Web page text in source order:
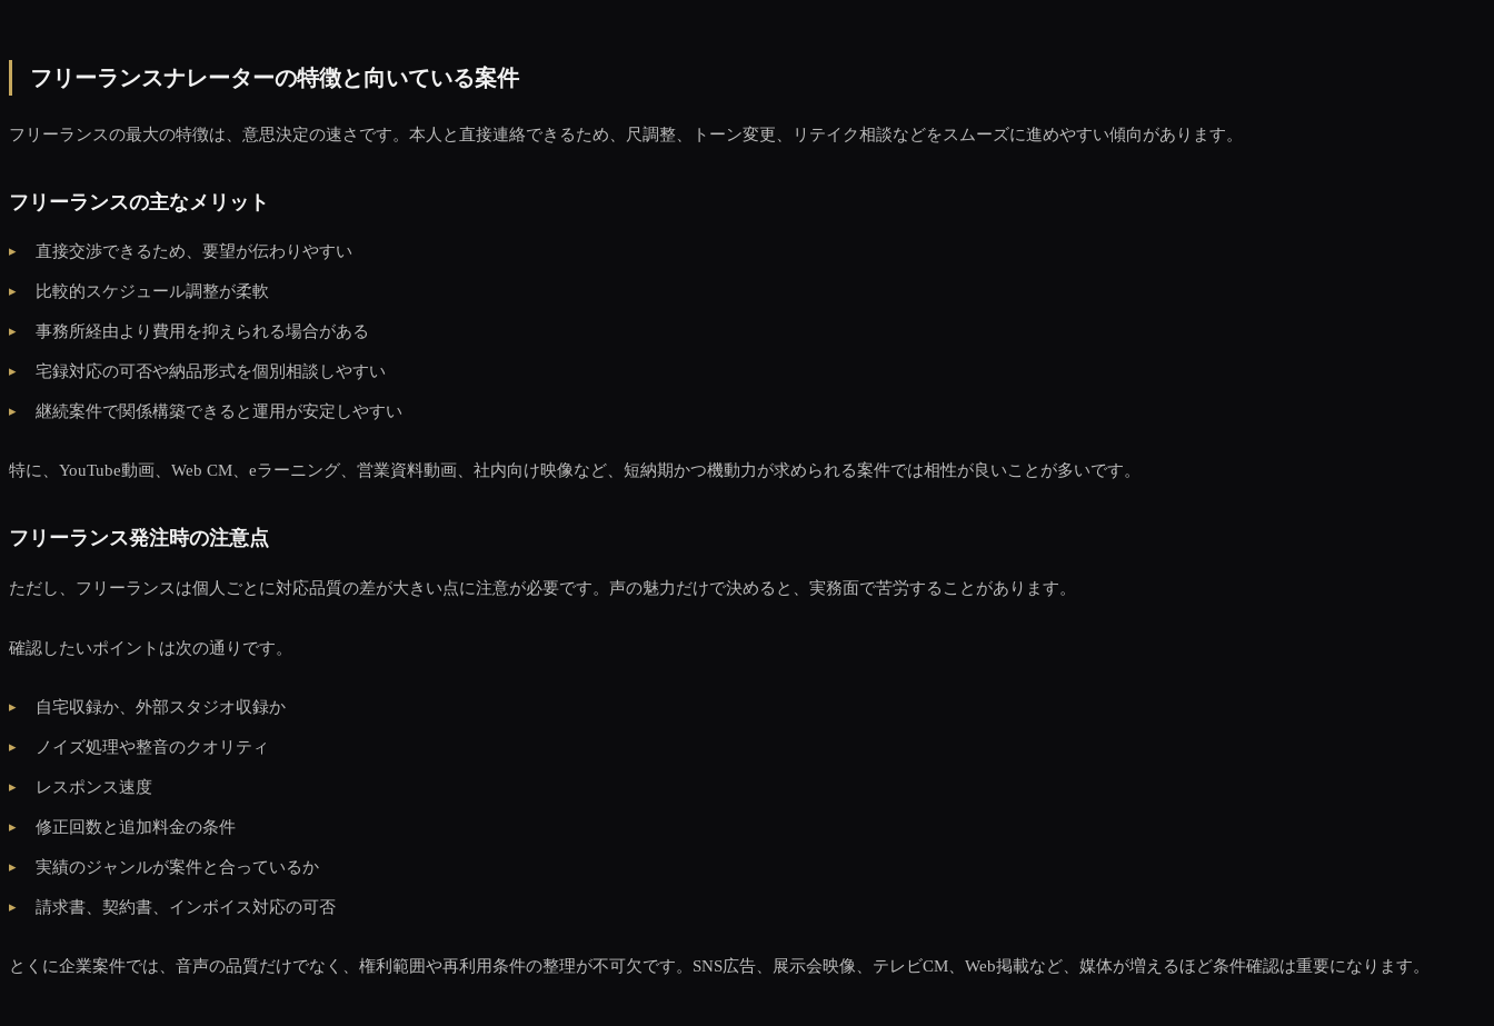
フリーランスナレーターの特徴と向いている案件
フリーランスの最大の特徴は、意思決定の速さです。本人と直接連絡できるため、尺調整、トーン変更、リテイク相談などをスムーズに進めやすい傾向があります。
フリーランスの主なメリット
直接交渉できるため、要望が伝わりやすい
比較的スケジュール調整が柔軟
事務所経由より費用を抑えられる場合がある
宅録対応の可否や納品形式を個別相談しやすい
継続案件で関係構築できると運用が安定しやすい
特に、YouTube動画、Web CM、eラーニング、営業資料動画、社内向け映像など、短納期かつ機動力が求められる案件では相性が良いことが多いです。
フリーランス発注時の注意点
ただし、フリーランスは個人ごとに対応品質の差が大きい点に注意が必要です。声の魅力だけで決めると、実務面で苦労することがあります。
確認したいポイントは次の通りです。
自宅収録か、外部スタジオ収録か
ノイズ処理や整音のクオリティ
レスポンス速度
修正回数と追加料金の条件
実績のジャンルが案件と合っているか
請求書、契約書、インボイス対応の可否
とくに企業案件では、音声の品質だけでなく、権利範囲や再利用条件の整理が不可欠です。SNS広告、展示会映像、テレビCM、Web掲載など、媒体が増えるほど条件確認は重要になります。